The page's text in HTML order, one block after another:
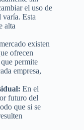
el uso de
varía. Esta
alta
existen
ofrecen
permite
empresa,
En el
futuro del
que si se